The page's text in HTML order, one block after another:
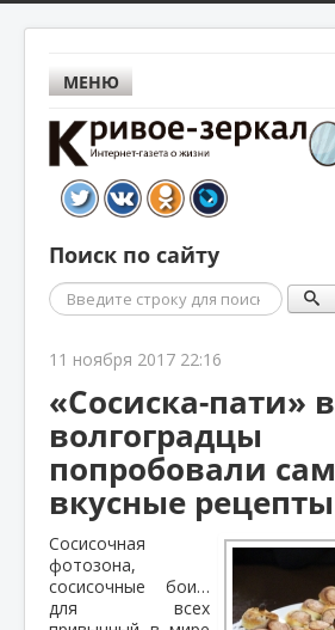
МЕНЮ
Поиск по сайту
Поиск
11 ноября 2017 22:16
«Сосиска-пати»
волгоградцы
попробовали
вкусные рецепты
Сосисочная
фотозона,
сосисочные бои…
для всех